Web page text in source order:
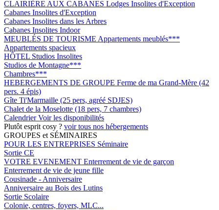
CLAIRIÈRE AUX CABANES Lodges Insolites d'Exception
Cabanes Insolites d'Exception
Cabanes Insolites dans les Arbres
Cabanes Insolites Indoor
MEUBLÉS DE TOURISME Appartements meublés***
Appartements spacieux
HÔTEL Studios Insolites
Studios de Montagne***
Chambres***
HEBERGEMENTS DE GROUPE Ferme de ma Grand-Mère (42
pers. 4 épis)
Gîte Ti'Marmaille (25 pers, agréé SDJES)
Chalet de la Moselotte (18 pers, 7 chambres)
CalendrierVoir les disponibilités
Plutôt esprit cosy ? voir tous nos hébergements
GROUPES et SÉMINAIRES
POUR LES ENTREPRISES Séminaire
Sortie CE
VOTRE EVENEMENT Enterrement de vie de garçon
Enterrement de vie de jeune fille
Cousinade - Anniversaire
Anniversaire au Bois des Lutins
Sortie Scolaire
Colonie, centres, foyers, MLC...